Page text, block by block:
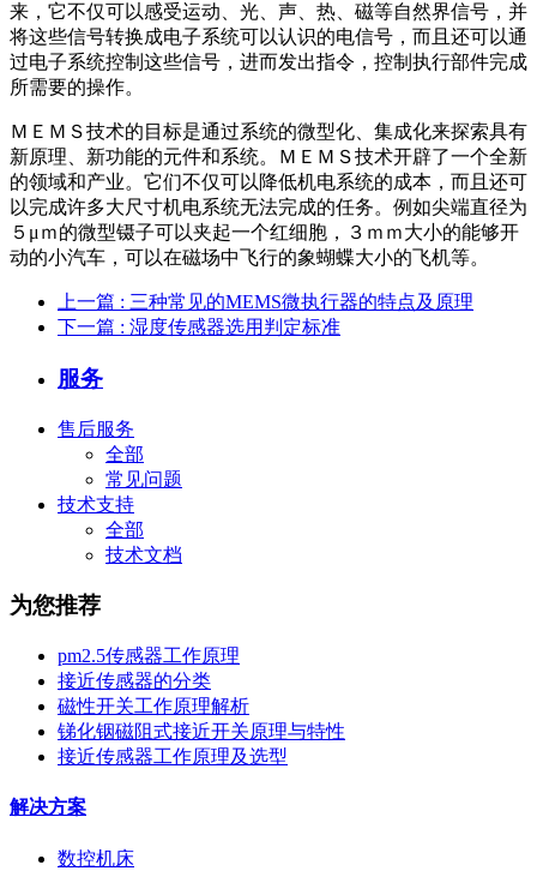
来，它不仅可以感受运动、光、声、热、磁等自然界信号，并
将这些信号转换成电子系统可以认识的电信号，而且还可以通
过电子系统控制这些信号，进而发出指令，控制执行部件完成
所需要的操作。
ＭＥＭＳ技术的目标是通过系统的微型化、集成化来探索具有
新原理、新功能的元件和系统。ＭＥＭＳ技术开辟了一个全新
的领域和产业。它们不仅可以降低机电系统的成本，而且还可
以完成许多大尺寸机电系统无法完成的任务。例如尖端直径为
５μｍ的微型镊子可以夹起一个红细胞，３ｍｍ大小的能够开
动的小汽车，可以在磁场中飞行的象蝴蝶大小的飞机等。
上一篇 : 三种常见的MEMS微执行器的特点及原理
下一篇 : 湿度传感器选用判定标准
服务
售后服务
全部
常见问题
技术支持
全部
技术文档
为您推荐
pm2.5传感器工作原理
接近传感器的分类
磁性开关工作原理解析
锑化铟磁阻式接近开关原理与特性
接近传感器工作原理及选型
解决方案
数控机床